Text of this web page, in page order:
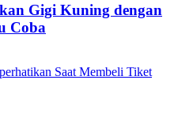
Gigi Kuning dengan
Coba